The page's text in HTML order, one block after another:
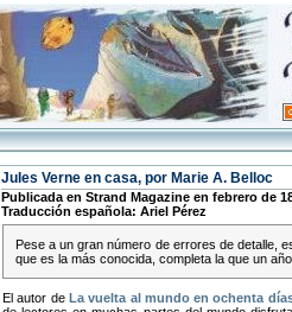
Jules Verne en casa, por Marie A. Belloc
Publicada en Strand Magazine en febrero de
Traducción española: Ariel Pérez
Pese a un gran número de errores de detalle,
que es la más conocida, completa la que un
El autor de La vuelta al mundo en ochenta